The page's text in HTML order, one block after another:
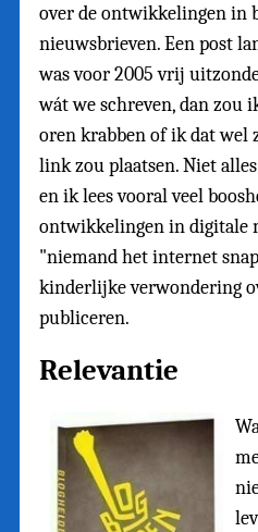
over de ontwikkelingen in
nieuwsbrieven. Een post
was voor 2005 vrij
wát we schreven, dan zou
oren krabben of ik dat wel
link zou plaatsen. Niet
en ik lees vooral veel
ontwikkelingen in digitale
"niemand het internet
kinderlijke verwondering
publiceren.
Relevantie